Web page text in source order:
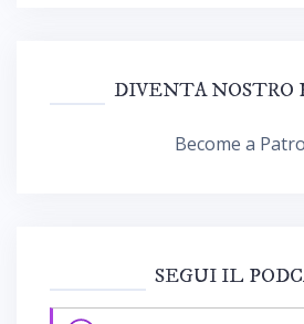
DIVENTA NOSTRO
Become a
SEGUI IL